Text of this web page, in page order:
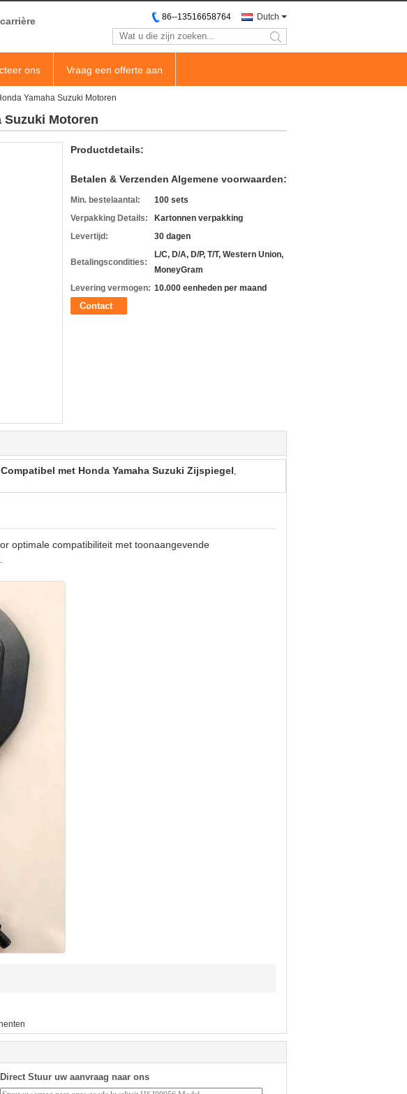
Dutch
86--13516658764
search
ons Vraag een offerte aan
Yamaha Suzuki Motoren
Suzuki Motoren
Productdetails:
Betalen & Verzenden Algemene voorwaarden:
Min. bestelaantal:
100 sets
Verpakking Details:
Kartonnen verpakking
Levertijd:
30 dagen
Betalingscondities:
L/C, D/A, D/P, T/T, Western Union,
MoneyGram
Levering vermogen: 10.000 eenheden per maand
Contact
Compatibel met Honda Yamaha Suzuki Zijspiegel,
optimale compatibiliteit met toonaangevende
Direct Stuur uw aanvraag naar ons